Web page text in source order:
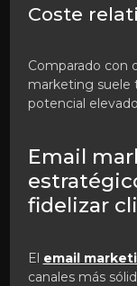
Coste
Comparado con
marketing suele
potencial
Email
fidelizar
El email
canales más